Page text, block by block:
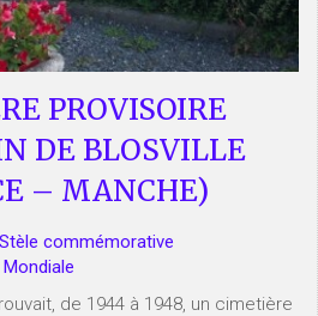
PROVISOIRE
DE BLOSVILLE
– MANCHE)
Stèle commémorative
de 1944 à 1948, un cimetière